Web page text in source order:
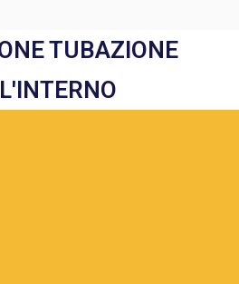
TUBAZIONE